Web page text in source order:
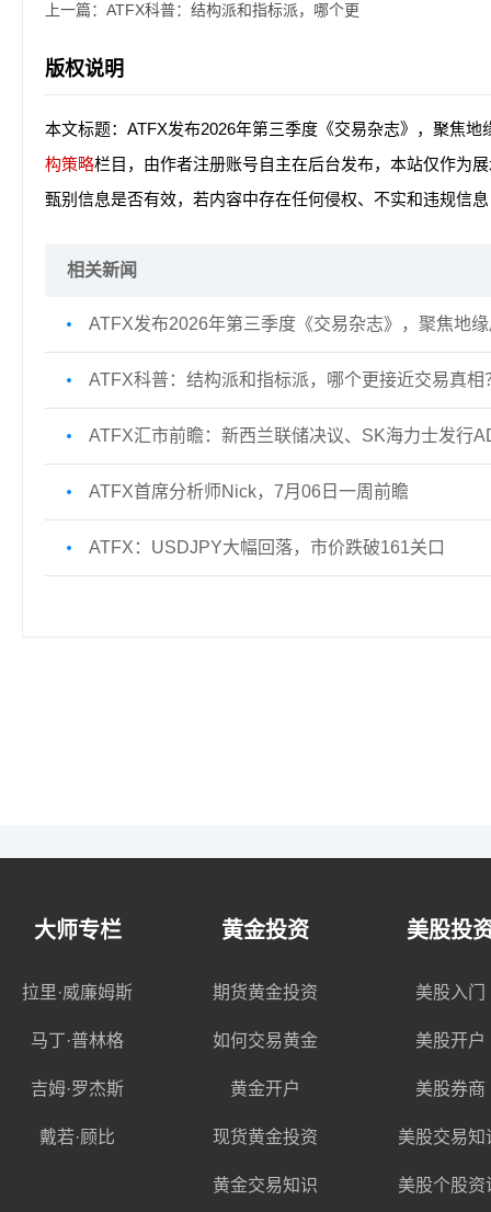
上一篇： ATFX科普：结构派和指标派，哪个更
版权说明
本文标题：ATFX发布2026年第三季度《交易杂志》，聚焦
构策略栏目，由作者注册账号自主在后台发布，本站仅作为
甄别信息是否有效，若内容中存在任何侵权、不实和违规信
相关新闻
ATFX发布2026年第三季度《交易杂志》，聚焦地
ATFX科普：结构派和指标派，哪个更接近交易真相
ATFX汇市前瞻：新西兰联储决议、SK海力士发行
ATFX首席分析师Nick，7月06日一周前瞻
ATFX：USDJPY大幅回落，市价跌破161关口
大师专栏
拉里·威廉姆斯
马丁·普林格
吉姆·罗杰斯
戴若·顾比
黄金投资
期货黄金投资
如何交易黄金
黄金开户
现货黄金投资
黄金交易知识
美股投
美股入门
美股开户
美股券商
美股交易知
美股个股资